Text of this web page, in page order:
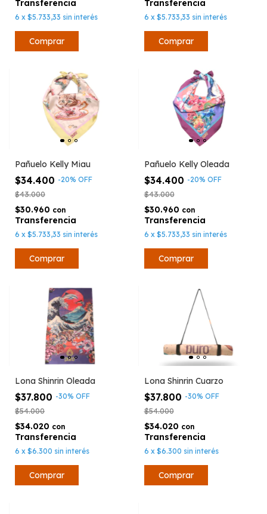
6 x $5.733,33 sin interés 6 x $5.733,33 sin interés
Pañuelo Kelly Miau
$34.400 -20% OFF
$43.000
$30.960 con
6 x $5.733,33 sin interés
Pañuelo Kelly Oleada
$34.400 -20% OFF
$43.000
$30.960 con
6 x $5.733,33 sin interés
Lona Shinrin Oleada
$37.800 -30% OFF
$54.000
$34.020 con
6 x $6.300 sin interés
Lona Shinrin Cuarzo
$37.800 -30% OFF
$54.000
$34.020 con
6 x $6.300 sin interés